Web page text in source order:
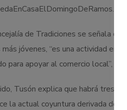
de Tradiciones se señala
jóvenes, “es una actividad en
para apoyar al comercio local”,
Tusón explica que habrá tres
la actual coyuntura derivada del